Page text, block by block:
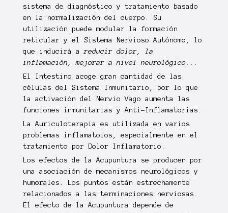
sistema de diagnóstico y tratamiento basado
en la normalización del cuerpo. Su
utilización puede modular la formación
reticular y el Sistema Nervioso Autónomo, lo
que inducirá areducir dolor, la
inflamación, mejorar a nivel neurológico...
El Intestino acoge gran cantidad de las
células del Sistema Inmunitario, por lo que
la activación del Nervio Vago aumenta las
funciones inmunitarias y Anti-Inflamatorias.
La Auriculoterapia es utilizada en varios
problemas inflamatoios, especialmente en el
tratamiento por Dolor Inflamatorio.
Los efectos de la Acupuntura se producen por
una asociación de mecanismos neurológicos y
humorales. Los puntos están estrechamente
relacionados a las terminaciones nerviosas.
El efecto de la Acupuntura depende de